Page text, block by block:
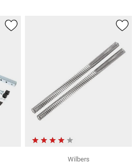
Wilbers